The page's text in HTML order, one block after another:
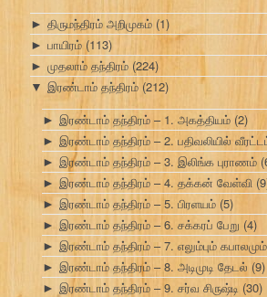
► திருமந்திரம் அறிமுகம் (1)
► பாயிரம் (113)
► முதலாம் தந்திரம் (224)
▼ இரண்டாம் தந்திரம் (212)
► இரண்டாம் தந்திரம் – 1. அகத்தியம் (2)
► இரண்டாம் தந்திரம் – 2. பதிவலியில்
► இரண்டாம் தந்திரம் – 3. இலிங்க புராணம்
► இரண்டாம் தந்திரம் – 4. தக்கன் வேள்வி
► இரண்டாம் தந்திரம் – 5. பிரளயம் (5)
► இரண்டாம் தந்திரம் – 6. சக்கரப் பேறு (4)
► இரண்டாம் தந்திரம் – 7. எலும்பும் கபாலமும்
► இரண்டாம் தந்திரம் – 8. அடிமுடி தேடல் (9)
► இரண்டாம் தந்திரம் – 9. சர்வ சிருஷ்டி (30)